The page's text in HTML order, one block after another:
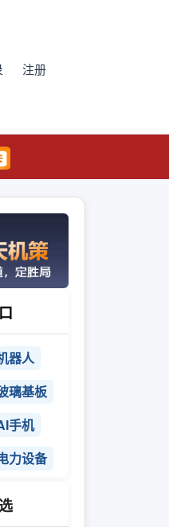
注册
器人
璃基板
手机
力设备